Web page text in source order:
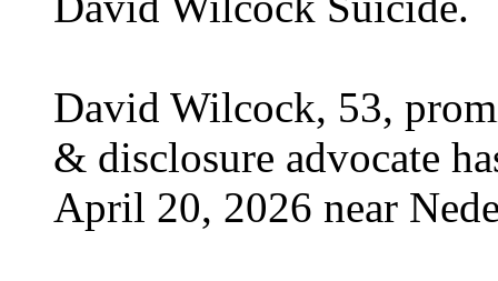
David Wilcock, 53,
& disclosure advocate
April 20, 2026 near